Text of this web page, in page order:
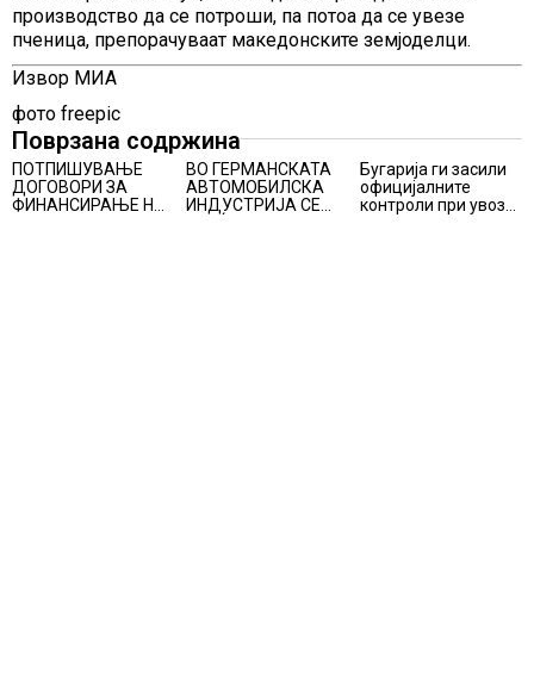
производство да се потроши, па потоа да се увезе
пченица, препорачуваат македонските земјоделци.
Извор МИА
фото freepic
Поврзана содржина
ПОТПИШУВАЊЕ
ДОГОВОРИ ЗА
ФИНАНСИРАЊЕ НА
ВО ГЕРМАНСКАТА
АВТОМОБИЛСКА
ИНДУСТРИЈА СЕ
Бугарија ги засили
официјалните
контроли при увоз